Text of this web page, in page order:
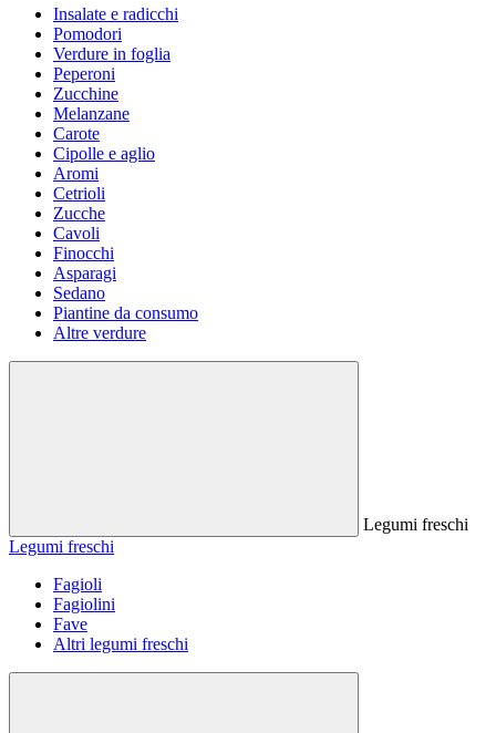
Insalate e radicchi
Pomodori
Verdure in foglia
Peperoni
Zucchine
Melanzane
Carote
Cipolle e aglio
Aromi
Cetrioli
Zucche
Cavoli
Finocchi
Asparagi
Sedano
Piantine da consumo
Altre verdure
Legumi freschi
Legumi freschi
Fagioli
Fagiolini
Fave
Altri legumi freschi